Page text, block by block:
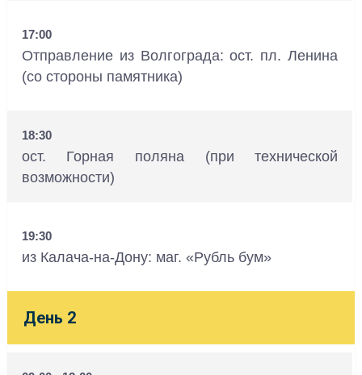
17:00
Отправление из Волгограда: ост. пл. Ленина
(со стороны памятника)
18:30
ост. Горная поляна (при технической
возможности)
19:30
из Калача-на-Дону: маг. «Рубль бум»
День 2